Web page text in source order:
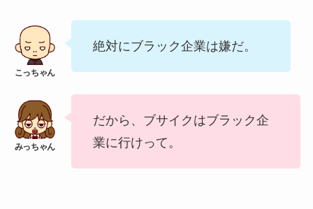
絶対にブラック企業は嫌だ。
だから、ブサイクはブラック企
業に行けって。